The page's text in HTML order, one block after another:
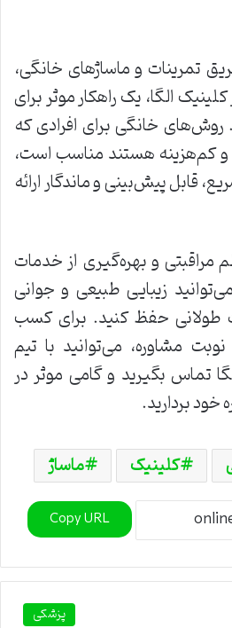
تمرینات و ماساژهای خانگی،
الگا، یک راهکار موثر برای
خانگی برای افرادی که
و کم‌هزینه هستند مناسب است،
قابل پیش‌بینی و ماندگار ارائه
مراقبتی و بهره‌گیری از خدمات
زیبایی طبیعی و جوانی
طولانی حفظ کنید. برای کسب
مشاوره، می‌توانید با تیم
تماس بگیرید و گامی موثر در
بردارید.
کلینیک ماساژ
Copy URL
پزشکی